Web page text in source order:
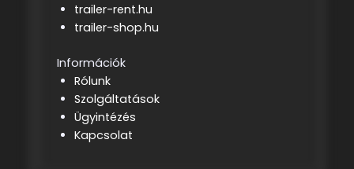
trailer-rent.hu
trailer-shop.hu
Információk
Rólunk
Szolgáltatások
Ügyintézés
Kapcsolat